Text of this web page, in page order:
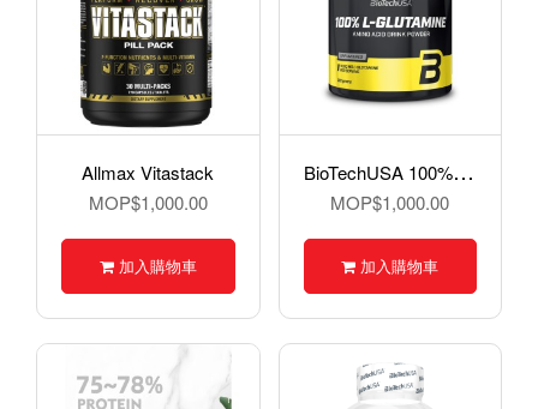
Allmax Vitastack
MOP$1,000.00
加入購物車
B
ioTechUSA 100% L-Glutamine 膠氨酸 / 谷氨酰胺粉, 500g
MOP$1,000.00
加入購物車